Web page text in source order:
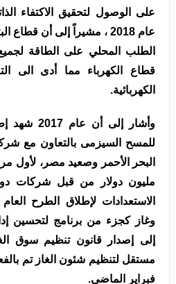
على الوصول لتحقيق الاكتفاء
عام 2018 ، مشيراً إلى أن
الطلب المحلي على الطاقة
قطاع الكهرباء مما أدى الى
الكهربائية.
وأشار إلى
للمسح السيزمى بالتعاون مع
مليون دولار من قبل شركات
وغاز كجزء من برنامج لتحسين
إلى إصدار قانون تنظيم سوق
مستقل لتنظيم شئون الغاز تم
فبراير الماضى.